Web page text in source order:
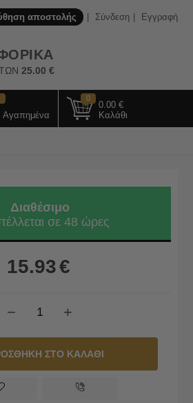
αποστολής Σύνδεση Εγγραφή
ΤΩΝ25.00 €
Αγαπημένα
0
0.00 €
Καλάθι
Διαθέσιμο
σε 48 ώρες
15.93€
+
−
ΣΤΟ ΚΑΛΑΘΙ